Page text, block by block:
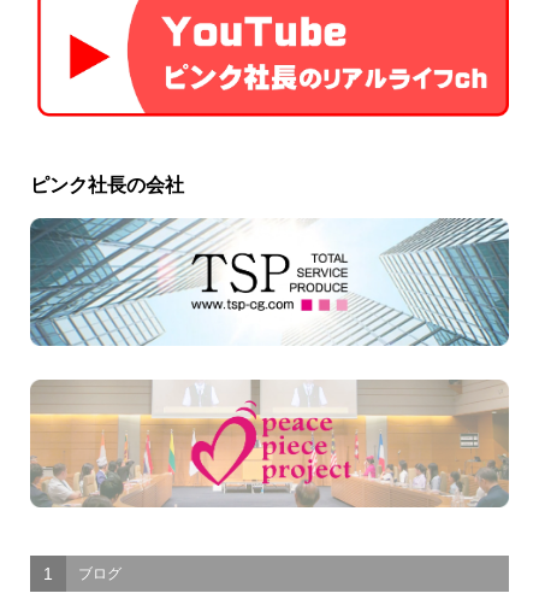
ピンク社長の会社
1 ブログ